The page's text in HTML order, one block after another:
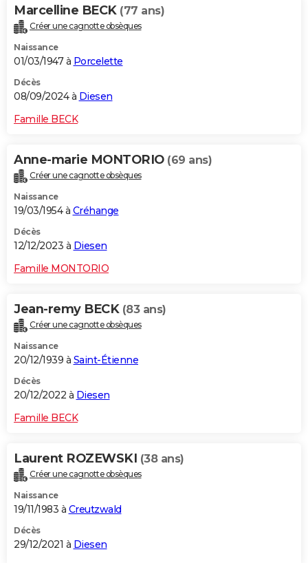
Marcelline BECK (77 ans)
Créer une cagnotte obsèques
Naissance
01/03/1947 à Porcelette
Décès
08/09/2024 à Diesen
Famille BECK
Anne-marie MONTORIO (69 ans)
Créer une cagnotte obsèques
Naissance
19/03/1954 à Créhange
Décès
12/12/2023 à Diesen
Famille MONTORIO
Jean-remy BECK (83 ans)
Créer une cagnotte obsèques
Naissance
20/12/1939 à Saint-Étienne
Décès
20/12/2022 à Diesen
Famille BECK
Laurent ROZEWSKI (38 ans)
Créer une cagnotte obsèques
Naissance
19/11/1983 à Creutzwald
Décès
29/12/2021 à Diesen